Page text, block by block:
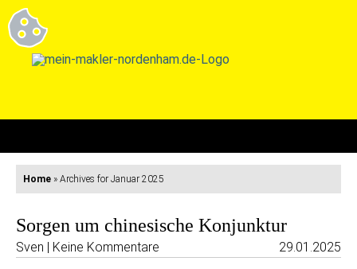
Home » Archives for Januar 2025
Sorgen um chinesische Konjunktur
Sven | Keine Kommentare 29.01.2025